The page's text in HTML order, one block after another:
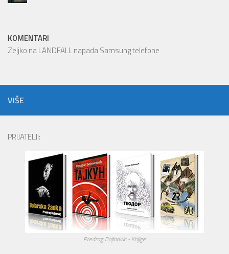
KOMENTARI
Zeljko naLANDFALL napada Samsung telefone
VIŠE
PRIJATELJI:
Predrag Bojinovic - Knjige